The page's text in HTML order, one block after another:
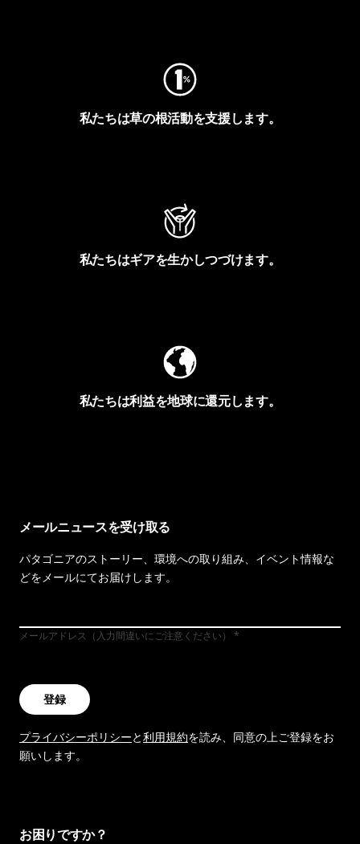
私たちは草の根活動を支援します。
私たちはギアを生かしつづけます。
私たちは利益を地球に還元します。
メールニュースを受け取る
パタゴニアのストーリー、環境への取り組み、イベント情報な
どをメールにてお届けします。
メールアドレス（入力間違いにご注意ください）
登録
プライバシーポリシーと利用規約を読み、同意の上ご登録をお
願いします。
お困りですか？